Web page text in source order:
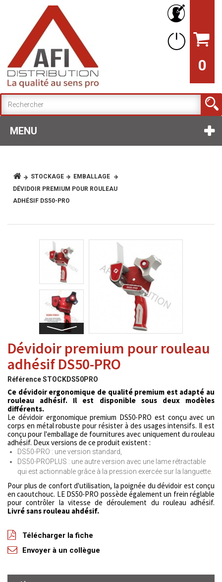
0
MENU
STOCKAGE
EMBALLAGE
DÉVIDOIR PREMIUM POUR ROULEAU
ADHÉSIF DS50-PRO
Dévidoir premium pour rouleau
adhésif DS50-PRO
RéférenceSTOCKDS50PRO
Ce dévidoir ergonomique de qualité premium est adapté au
rouleau adhésif. Il est disponible sous deux modèles
différents.
Le dévidoir ergonomique premium DS50-PRO est conçu avec un
corps en métal robuste pour résister à des usages intensifs. Il est
conçu pour l'emballage de fournitures avec uniquement du rouleau
adhésif. Deux versions de ce produit existent :
DS50-PRO : une version standard,
DS50-PROPLUS : une autre version avec une lame rétractable
qui est actionnable grâce à la pression exercée sur la languette.
Pour plus de confort d'utilisation, la poignée du dévidoir est conçu
en caoutchouc. LE DS50-PRO possède également un frein réglable
pour contrôler la vitesse de déroulement du rouleau adhésif.
Livré sans rouleau ahdésif.
Télécharger la fiche
Envoyer à un collègue